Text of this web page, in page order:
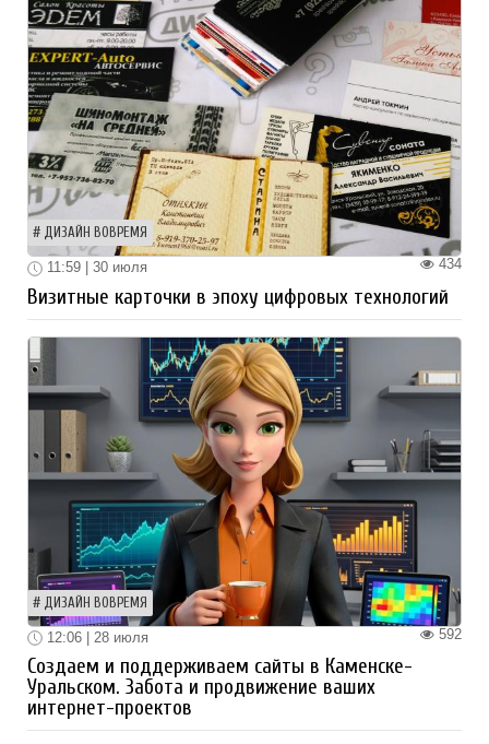
ДИЗАЙН ВОВРЕМЯ
434
11:59 | 30 июля
Визитные карточки в эпоху цифровых технологий
ДИЗАЙН ВОВРЕМЯ
592
12:06 | 28 июля
Создаем и поддерживаем сайты в Каменске-
Уральском. Забота и продвижение ваших
интернет-проектов